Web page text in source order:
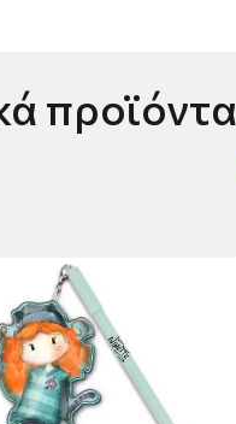
προϊόντα